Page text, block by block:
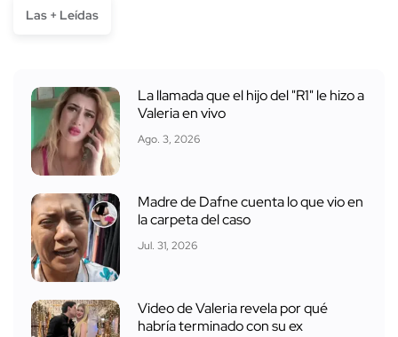
Las + Leídas
La llamada que el hijo del "R1" le hizo a
Valeria en vivo
Ago. 3, 2026
Madre de Dafne cuenta lo que vio en
la carpeta del caso
Jul. 31, 2026
Video de Valeria revela por qué
habría terminado con su ex